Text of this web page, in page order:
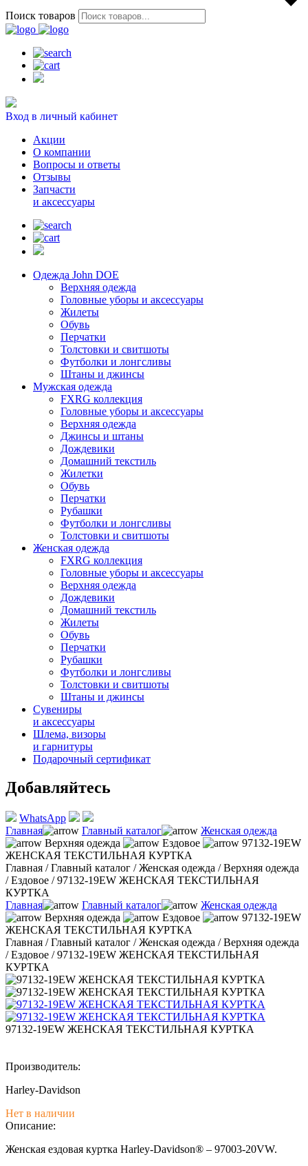
Поиск товаров
Вход в личный кабинет
Акции
О компании
Вопросы и ответы
Отзывы
Запчасти
и аксессуары
Одежда John DOE
Верхняя одежда
Головные уборы и аксессуары
Жилеты
Обувь
Перчатки
Толстовки и свитшоты
Футболки и лонгсливы
Штаны и джинсы
Мужская одежда
FXRG коллекция
Головные уборы и аксессуары
Верхняя одежда
Джинсы и штаны
Дождевики
Домашний текстиль
Жилетки
Обувь
Перчатки
Рубашки
Футболки и лонгсливы
Толстовки и свитшоты
Женская одежда
FXRG коллекция
Головные уборы и аксессуары
Верхняя одежда
Дождевики
Домашний текстиль
Жилеты
Обувь
Перчатки
Рубашки
Футболки и лонгсливы
Толстовки и свитшоты
Штаны и джинсы
Сувениры
и аксессуары
Шлема, визоры
и гарнитуры
Подарочный сертификат
Добавляйтесь
WhatsApp
Главная
Главный каталог
Женская одежда
Верхняя одежда
Ездовое
97132-19EW
ЖЕНСКАЯ ТЕКСТИЛЬНАЯ КУРТКА
Главная /Главный каталог /Женская одежда /Верхняя одежда
/Ездовое /97132-19EW ЖЕНСКАЯ ТЕКСТИЛЬНАЯ
КУРТКА
Главная
Главный каталог
Женская одежда
Верхняя одежда
Ездовое
97132-19EW
ЖЕНСКАЯ ТЕКСТИЛЬНАЯ КУРТКА
Главная /Главный каталог /Женская одежда /Верхняя одежда
/Ездовое /97132-19EW ЖЕНСКАЯ ТЕКСТИЛЬНАЯ
КУРТКА
97132-19EW ЖЕНСКАЯ ТЕКСТИЛЬНАЯ КУРТКА
Производитель:
Harley-Davidson
Нет в наличии
Описание:
Женская ездовая куртка Harley-Davidson® – 97003-20VW.